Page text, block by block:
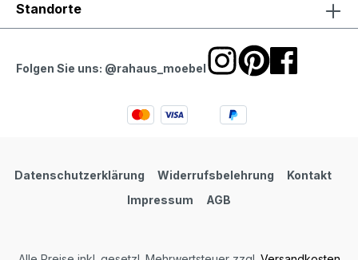
Standorte
Folgen Sie uns: @rahaus_moebel
Datenschutzerklärung Widerrufsbelehrung
Kontakt
Impressum
AGB